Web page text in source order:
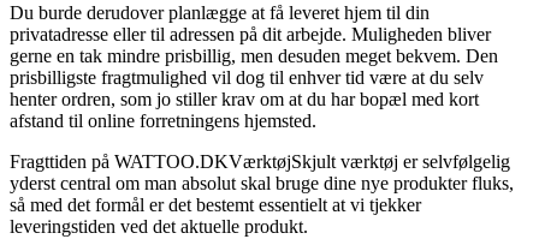
Du burde derudover planlægge at få leveret hjem til din
privatadresse eller til adressen på dit arbejde. Muligheden bliver
gerne en tak mindre prisbillig, men desuden meget bekvem. Den
prisbilligste fragtmulighed vil dog til enhver tid være at du selv
henter ordren, som jo stiller krav om at du har bopæl med kort
afstand til online forretningens hjemsted.
Fragttiden på WATTOO.DKVærktøjSkjult værktøj er selvfølgelig
yderst central om man absolut skal bruge dine nye produkter fluks,
så med det formål er det bestemt essentielt at vi tjekker
leveringstiden ved det aktuelle produkt.